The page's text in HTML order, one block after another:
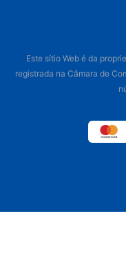
Este sítio Web é da
registrada na Câmara de